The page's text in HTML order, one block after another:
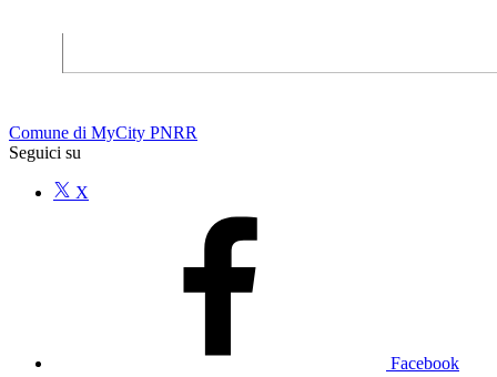
Comune di MyCity PNRR
Seguici su
X
Facebook